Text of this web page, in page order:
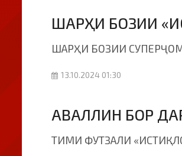
ШАРҲИ БОЗИИ
ШАРҲИ БОЗИИ
13.10.2024 01:30
АВАЛЛИН БОР
ТИМИ ФУТЗАЛИ